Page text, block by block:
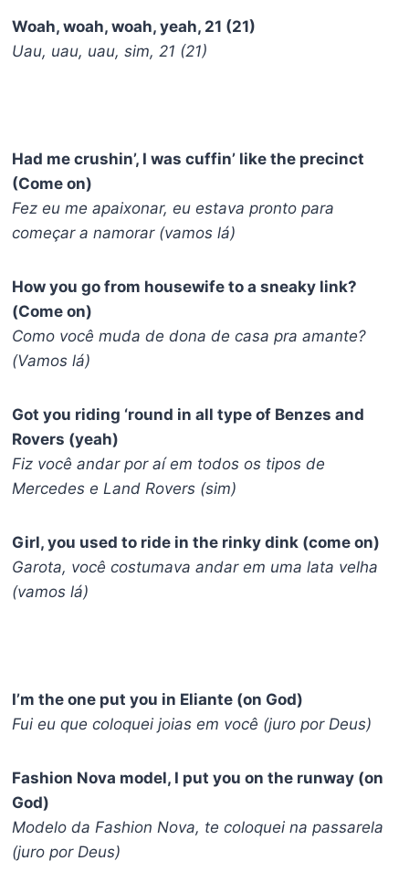
Woah, woah, woah, yeah, 21 (21)
Uau, uau, uau, sim, 21 (21)
Had me crushin’, I was cuffin’ like the precinct
(Come on)
Fez eu me apaixonar, eu estava pronto para
começar a namorar (vamos lá)
How you go from housewife to a sneaky link?
(Come on)
Como você muda de dona de casa pra amante?
(Vamos lá)
Got you riding ‘round in all type of Benzes and
Rovers (yeah)
Fiz você andar por aí em todos os tipos de
Mercedes e Land Rovers (sim)
Girl, you used to ride in the rinky dink (come on)
Garota, você costumava andar em uma lata velha
(vamos lá)
I’m the one put you in Eliante (on God)
Fui eu que coloquei joias em você (juro por Deus)
Fashion Nova model, I put you on the runway (on
God)
Modelo da Fashion Nova, te coloquei na passarela
(juro por Deus)